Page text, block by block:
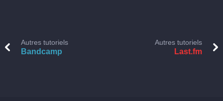
Autres tutoriels
Bandcamp
Autres tutoriels
Last.fm